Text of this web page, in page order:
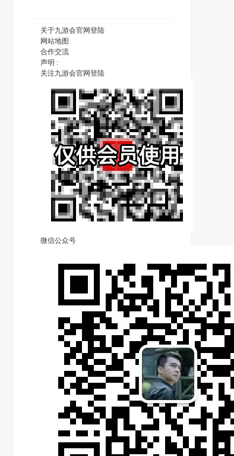
关于九游会官网登陆
网站地图
合作交流
声明 :
关注九游会官网登陆
微信公众号